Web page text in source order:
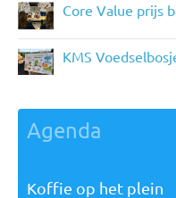
Core Value prijs
KMS
Agenda
Koffie op het plein